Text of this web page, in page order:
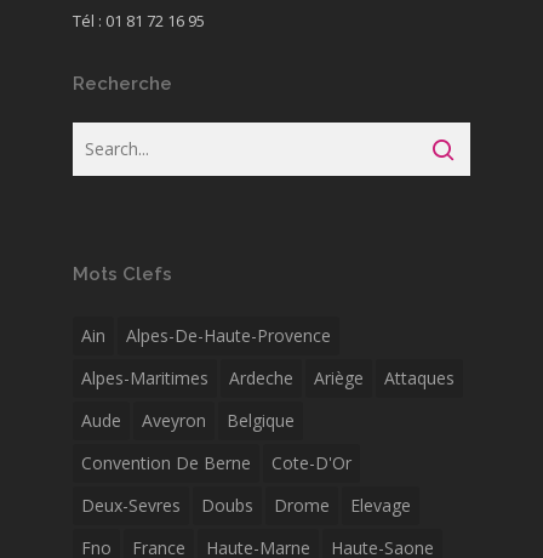
Tél : 01 81 72 16 95
Recherche
Mots Clefs
Ain
Alpes-De-Haute-Provence
Alpes-Maritimes
Ardeche Ariège
Attaques
Aude
Aveyron
Belgique
Convention De Berne
Cote-D'Or
Deux-Sevres
Doubs Drome
Elevage
Fno
France Haute-Marne Haute-Saone